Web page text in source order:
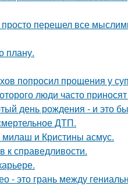
перешел все
плану.
попросил прощения у
люди часто
день рождения - и это
ДТП.
и Кристины асмус.
к справедливости.
- это грань между